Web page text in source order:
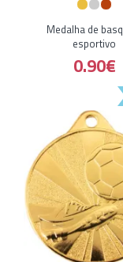
Medalha de
esportivo
0.90€